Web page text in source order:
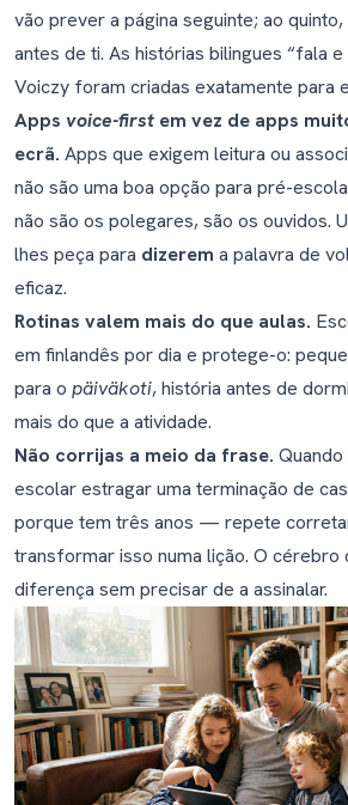
vão prever a página seguinte; ao
antes de ti. As histórias bilingues “fala e
Voiczy foram criadas exatamente para
Apps voice-first em vez de apps
ecrã. Apps que exigem leitura ou
não são uma boa opção para pré-
não são os polegares, são os ouvidos.
lhes peça para dizerem a palavra de
eficaz.
Rotinas valem mais do que aulas.
em finlandês por dia e protege-o:
para o päiväkoti, história antes de
mais do que a atividade.
Não corrijas a meio da frase.
escolar estragar uma terminação de
porque tem três anos — repete
transformar isso numa lição. O cérebro
diferença sem precisar de a assinalar.